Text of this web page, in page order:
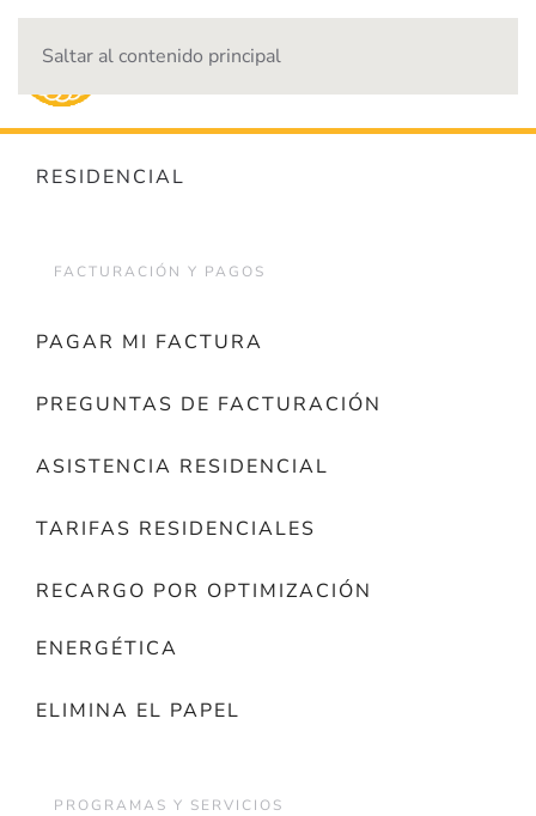
Saltar al contenido principal
RESIDENCIAL
FACTURACIÓN Y PAGOS
PAGAR MI FACTURA
PREGUNTAS DE FACTURACIÓN
ASISTENCIA RESIDENCIAL
TARIFAS RESIDENCIALES
RECARGO POR OPTIMIZACIÓN
ENERGÉTICA
ELIMINA EL PAPEL
PROGRAMAS Y SERVICIOS